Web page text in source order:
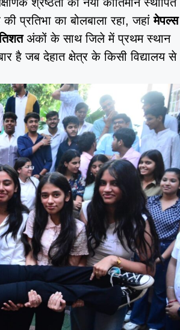
प्रतिभा का बोलबाला रहा, जहांमेपल्स
अंकों के साथ जिले में प्रथम स्थान
है जब देहात क्षेत्र के किसी विद्यालय से